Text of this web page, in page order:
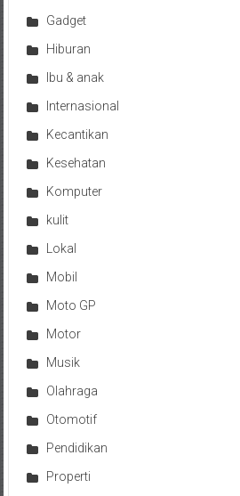
Gadget
Hiburan
Ibu & anak
Internasional
Kecantikan
Kesehatan
Komputer
kulit
Lokal
Mobil
Moto GP
Motor
Musik
Olahraga
Otomotif
Pendidikan
Properti